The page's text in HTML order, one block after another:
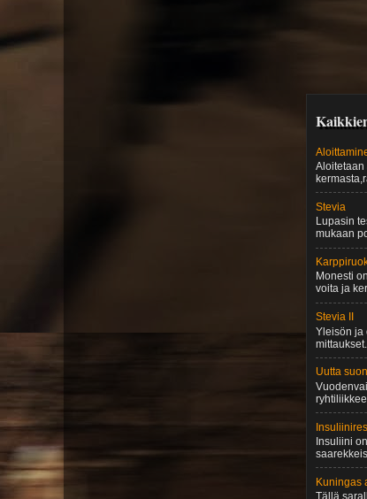
Aloitetaan
Stevia
Lupasin
mukaan
Monesti
voita ja
Stevia II
Yleisön ja
Uutta
Insuliini
Kuningas
Tällä